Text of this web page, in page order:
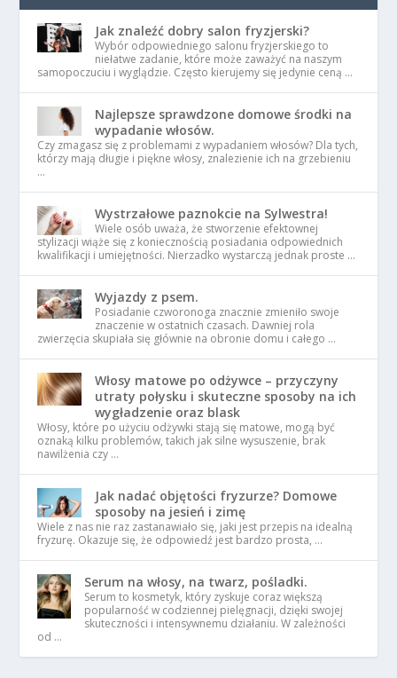
Jak znaleźć dobry salon fryzjerski?
Wybór odpowiedniego salonu fryzjerskiego to
niełatwe zadanie, które może zaważyć na naszym
samopoczuciu i wyglądzie. Często kierujemy się jedynie ceną …
Najlepsze sprawdzone domowe środki na
wypadanie włosów.
Czy zmagasz się z problemami z wypadaniem włosów? Dla tych,
którzy mają długie i piękne włosy, znalezienie ich na grzebieniu
…
Wystrzałowe paznokcie na Sylwestra!
Wiele osób uważa, że stworzenie efektownej
stylizacji wiąże się z koniecznością posiadania odpowiednich
kwalifikacji i umiejętności. Nierzadko wystarczą jednak proste …
Wyjazdy z psem.
Posiadanie czworonoga znacznie zmieniło swoje
znaczenie w ostatnich czasach. Dawniej rola
zwierzęcia skupiała się głównie na obronie domu i całego …
Włosy matowe po odżywce – przyczyny
utraty połysku i skuteczne sposoby na ich
wygładzenie oraz blask
Włosy, które po użyciu odżywki stają się matowe, mogą być
oznaką kilku problemów, takich jak silne wysuszenie, brak
nawilżenia czy …
Jak nadać objętości fryzurze? Domowe
sposoby na jesień i zimę
Wiele z nas nie raz zastanawiało się, jaki jest przepis na idealną
fryzurę. Okazuje się, że odpowiedź jest bardzo prosta, …
Serum na włosy, na twarz, pośladki.
Serum to kosmetyk, który zyskuje coraz większą
popularność w codziennej pielęgnacji, dzięki swojej
skuteczności i intensywnemu działaniu. W zależności
od …